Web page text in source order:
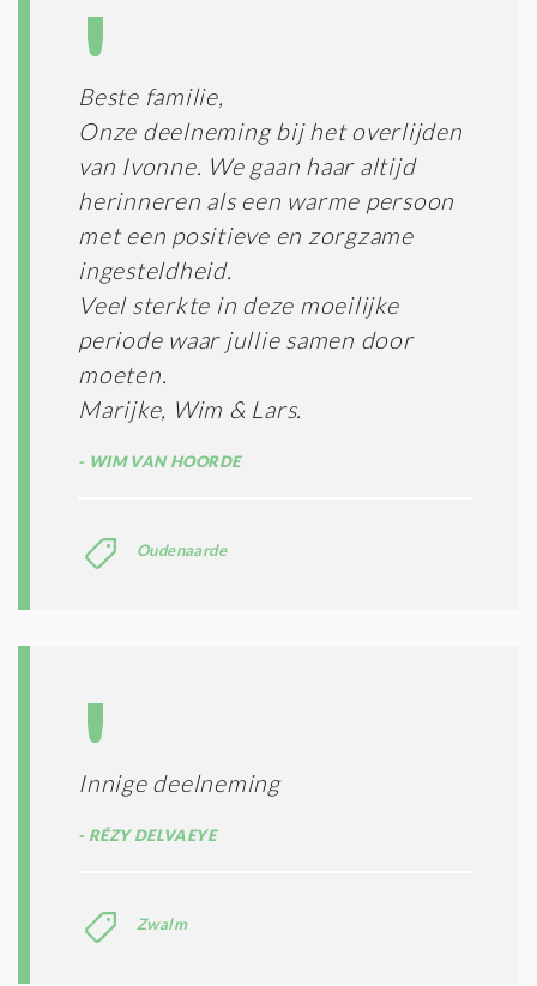
Beste familie,
Onze deelneming bij het overlijden
van Ivonne. We gaan haar altijd
herinneren als een warme persoon
met een positieve en zorgzame
ingesteldheid.
Veel sterkte in deze moeilijke
periode waar jullie samen door
moeten.
Marijke, Wim & Lars.
WIM VAN HOORDE
Oudenaarde
Innige deelneming
RÉZY DELVAEYE
Zwalm